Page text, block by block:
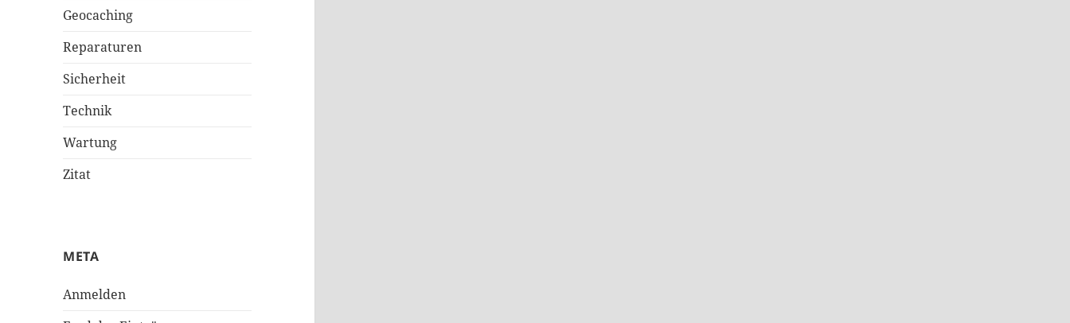
Geocaching
Reparaturen
Sicherheit
Technik
Wartung
Zitat
META
Anmelden